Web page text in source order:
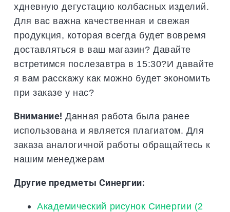
хдневную дегустацию колбасных изделий.
Для вас важна качественная и свежая
продукция, которая всегда будет вовремя
доставляться в ваш магазин? Давайте
встретимся послезавтра в 15:30?И давайте
я вам расскажу как можно будет экономить
при заказе у нас?
Внимание! Данная работа была ранее
использована и является плагиатом. Для
заказа аналогичной работы обращайтесь к
нашим менеджерам
Другие предметы Синергии:
Академический рисунок Синергии (2